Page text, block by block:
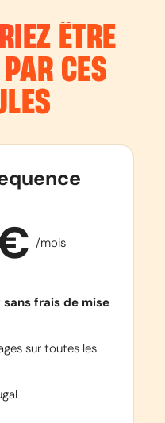
ÊTRE
PAR CES
/mois
sans frais de mise
sur toutes les